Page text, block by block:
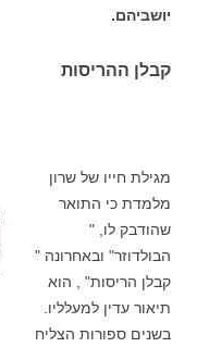
יושביהם.
קבלן ההריסות
מגילת חייו של שרון
מלמדת כי התואר
שהודבק לו, "
הבולדוזר" ובאחרונה "
קבלן הריסות" , הוא
תיאור עדין למעלליו.
בשנים ספורות הצליח